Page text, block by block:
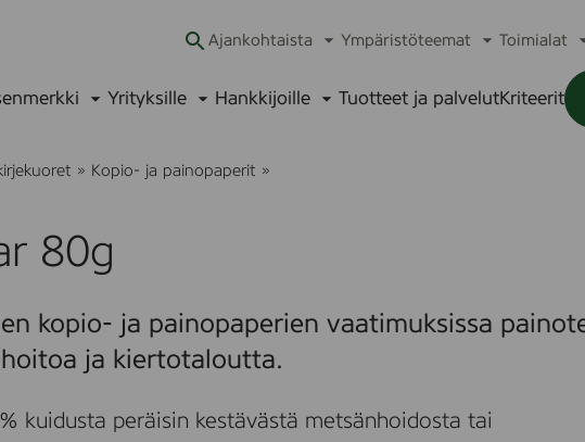
Ajankohtaista Ympäristöteemat Toimialat
Yrityksille Hankkijoille Tuotteet ja palvelutKriteerit
» Kopio- ja painopaperit »
a
8
80g
kopio- ja painopaperien vaatimuksissa
ja kiertotaloutta.
kuidusta peräisin kestävästä metsänhoidosta tai